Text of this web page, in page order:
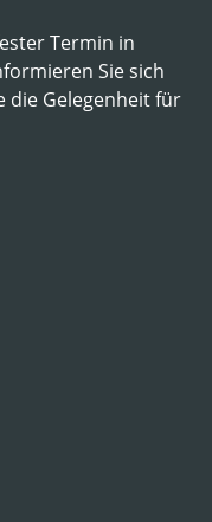
Termin in
Sie sich
die Gelegenheit für